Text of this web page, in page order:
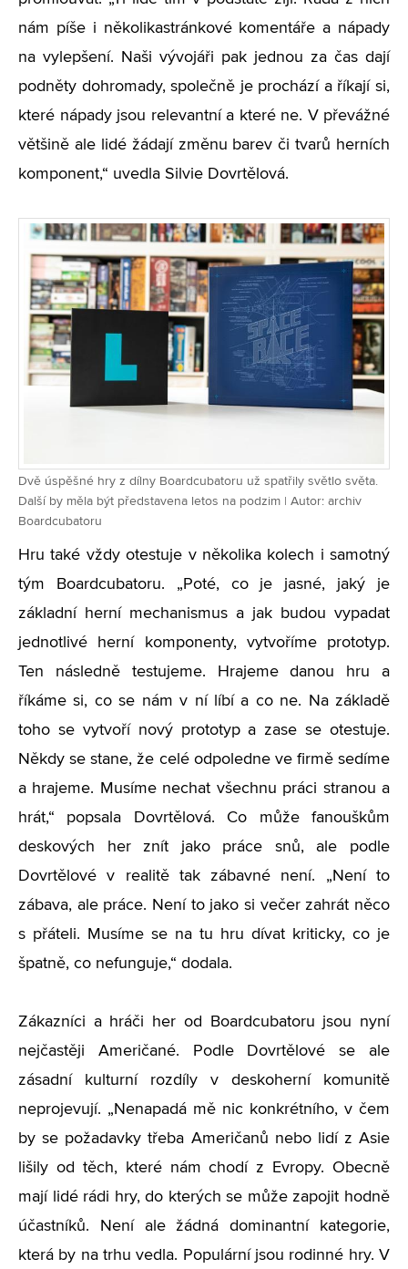
nám píše i několikastránkové komentáře a nápady
na vylepšení. Naši vývojáři pak jednou za čas dají
podněty dohromady, společně je prochází a říkají si,
které nápady jsou relevantní a které ne. V převážné
většině ale lidé žádají změnu barev či tvarů herních
komponent,“ uvedla Silvie Dovrtělová.
Dvě úspěšné hry z dílny Boardcubatoru už spatřily světlo světa.
Další by měla být představena letos na podzim | Autor: archiv
Boardcubatoru
Hru také vždy otestuje v několika kolech i samotný
tým Boardcubatoru. „Poté, co je jasné, jaký je
základní herní mechanismus a jak budou vypadat
jednotlivé herní komponenty, vytvoříme prototyp.
Ten následně testujeme. Hrajeme danou hru a
říkáme si, co se nám v ní líbí a co ne. Na základě
toho se vytvoří nový prototyp a zase se otestuje.
Někdy se stane, že celé odpoledne ve firmě sedíme
a hrajeme. Musíme nechat všechnu práci stranou a
hrát,“ popsala Dovrtělová. Co může fanouškům
deskových her znít jako práce snů, ale podle
Dovrtělové v realitě tak zábavné není. „Není to
zábava, ale práce. Není to jako si večer zahrát něco
s přáteli. Musíme se na tu hru dívat kriticky, co je
špatně, co nefunguje,“ dodala.
Zákazníci a hráči her od Boardcubatoru jsou nyní
nejčastěji Američané. Podle Dovrtělové se ale
zásadní kulturní rozdíly v deskoherní komunitě
neprojevují. „Nenapadá mě nic konkrétního, v čem
by se požadavky třeba Američanů nebo lidí z Asie
lišily od těch, které nám chodí z Evropy. Obecně
mají lidé rádi hry, do kterých se může zapojit hodně
účastníků. Není ale žádná dominantní kategorie,
která by na trhu vedla. Populární jsou rodinné hry. V